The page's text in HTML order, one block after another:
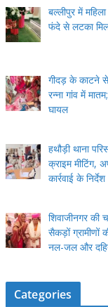
बल्लीपुर में
फंदे से लटका
गीदड़ के काटने से
रन्ना गांव में
घायल
हथौड़ी थाना
क्राइम मीटिंग,
कार्रवाई के निर्देश
शिवाजीनगर की
सैकड़ों ग्रामीणों
नल-जल और
Categories